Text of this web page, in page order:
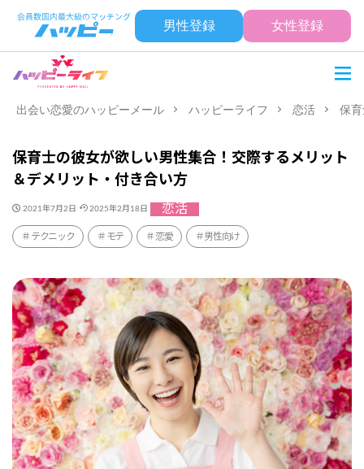
男性登録 女性登録
出会い恋愛のハッピーメール ハッピーライフ 恋活 保
保育士の彼女が欲しい男性集合！交際するメリット
＆デメリット・付き合い方
2021年7月2日 2025年2月18日 恋活
テクニック モテ 恋愛 男性向け